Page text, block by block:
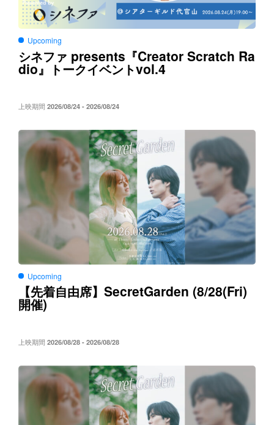
Upcoming
シネファ presents 『Creator Scratch Ra
dio』トークイベントvol.4
上映期間 2026/08/24 - 2026/08/24
Upcoming
【先着自由席】 SecretGarden (8/28(Fri)
開催)
上映期間 2026/08/28 - 2026/08/28